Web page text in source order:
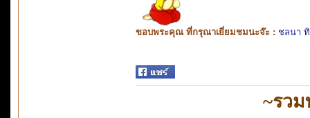
ขอบพระคุณ ที่กรุณาเยี่ยมชมนะจ๊ะ : ชลนา
~รว